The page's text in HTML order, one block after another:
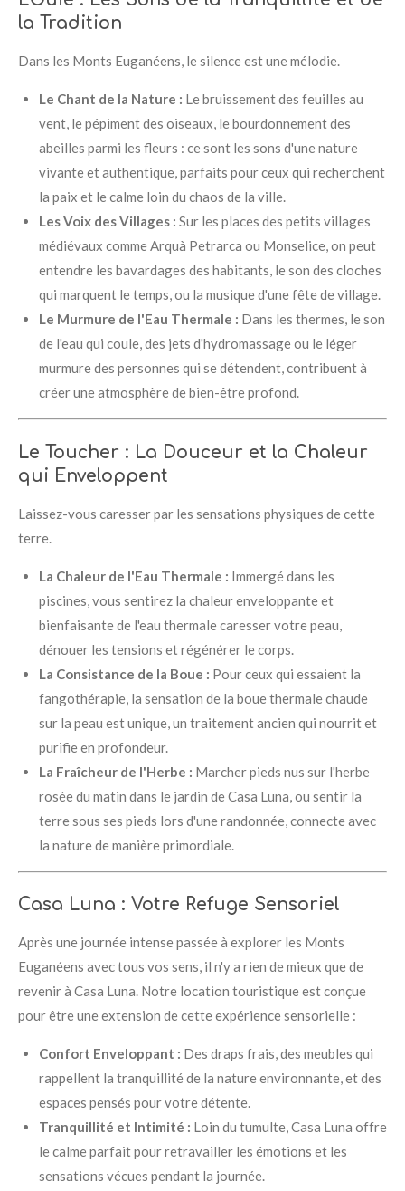
la Tradition
Dans les Monts Euganéens, le silence est une mélodie.
Le Chant de la Nature : Le bruissement des feuilles au
vent, le pépiment des oiseaux, le bourdonnement des
abeilles parmi les fleurs : ce sont les sons d'une nature
vivante et authentique, parfaits pour ceux qui recherchent
la paix et le calme loin du chaos de la ville.
Les Voix des Villages : Sur les places des petits villages
médiévaux comme Arquà Petrarca ou Monselice, on peut
entendre les bavardages des habitants, le son des cloches
qui marquent le temps, ou la musique d'une fête de village.
Le Murmure de l'Eau Thermale : Dans les thermes, le son
de l'eau qui coule, des jets d'hydromassage ou le léger
murmure des personnes qui se détendent, contribuent à
créer une atmosphère de bien-être profond.
Le Toucher : La Douceur et la Chaleur
qui Enveloppent
Laissez-vous caresser par les sensations physiques de cette
terre.
La Chaleur de l'Eau Thermale : Immergé dans les
piscines, vous sentirez la chaleur enveloppante et
bienfaisante de l'eau thermale caresser votre peau,
dénouer les tensions et régénérer le corps.
La Consistance de la Boue : Pour ceux qui essaient la
fangothérapie, la sensation de la boue thermale chaude
sur la peau est unique, un traitement ancien qui nourrit et
purifie en profondeur.
La Fraîcheur de l'Herbe : Marcher pieds nus sur l'herbe
rosée du matin dans le jardin de Casa Luna, ou sentir la
terre sous ses pieds lors d'une randonnée, connecte avec
la nature de manière primordiale.
Casa Luna : Votre Refuge Sensoriel
Après une journée intense passée à explorer les Monts
Euganéens avec tous vos sens, il n'y a rien de mieux que de
revenir à Casa Luna. Notre location touristique est conçue
pour être une extension de cette expérience sensorielle :
Confort Enveloppant : Des draps frais, des meubles qui
rappellent la tranquillité de la nature environnante, et des
espaces pensés pour votre détente.
Tranquillité et Intimité : Loin du tumulte, Casa Luna offre
le calme parfait pour retravailler les émotions et les
sensations vécues pendant la journée.